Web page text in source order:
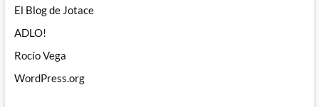
El Blog de Jotace
ADLO!
Rocío Vega
WordPress.org